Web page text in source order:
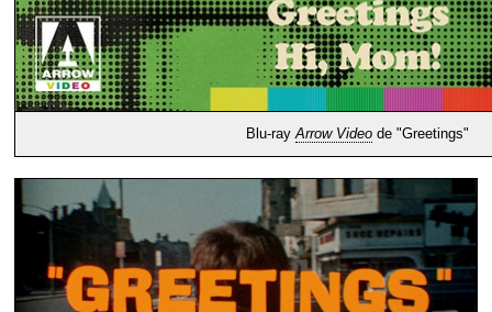
Blu-rayArrow Video de "Greetings"